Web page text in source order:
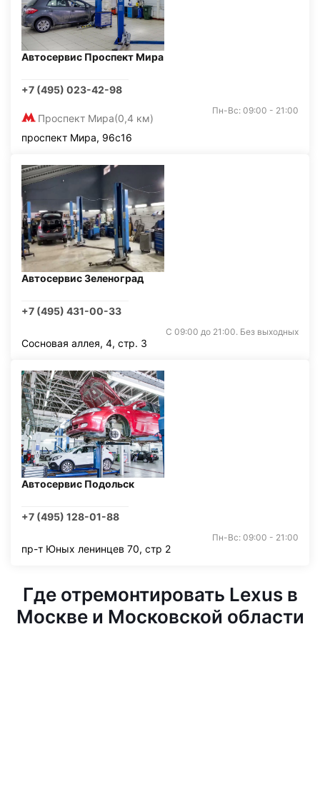
Автосервис Проспект Мира
+7 (495) 023-42-98
Проспект Мира(0,4 км)
Пн-Вс: 09:00 - 21:00
проспект Мира, 96с16
Автосервис Зеленоград
+7 (495) 431-00-33
С 09:00 до 21:00. Без выходных
Сосновая аллея, 4, стр. 3
Автосервис Подольск
+7 (495) 128-01-88
Пн-Вс: 09:00 - 21:00
пр-т Юных ленинцев 70, стр 2
Где отремонтировать Lexus в
Москве и Московской области